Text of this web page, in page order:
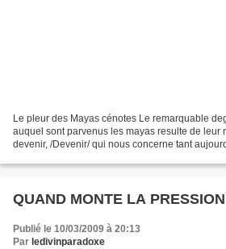
Le pleur des Mayas cénotes Le remarquable
auquel sont parvenus les mayas resulte de leur
devenir, /Devenir/ qui nous concerne tant
QUAND MONTE LA
Publié le 10/03/2009 à 20:13
Par ledivinparadoxe